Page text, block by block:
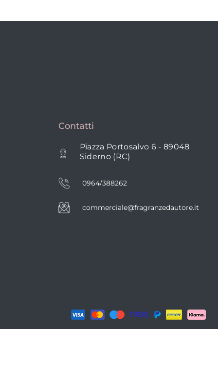
Contatti
Piazza Portosalvo 6 - 89048
Siderno (RC)
0964/388262
commerciale@fragranzedautore.it